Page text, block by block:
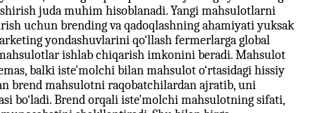
juda muhim hisoblanadi. Yangi mahsulotlarni
uchun brending va qadoqlashning ahamiyati yuksak
yondashuvlarini qo‘llash fermerlarga global
ishlab chiqarish imkonini beradi. Mahsulot
balki iste'molchi bilan mahsulot o‘rtasidagi hissiy
brend mahsulotni raqobatchilardan ajratib, uni
bo‘ladi. Brend orqali iste'molchi mahsulotning sifati,